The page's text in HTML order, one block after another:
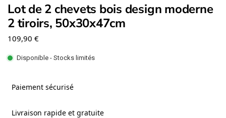
Lot de 2 chevets bois design moderne
2 tiroirs, 50x30x47cm
109,90 €
Disponible - Stocks limités
Paiement sécurisé
Livraison rapide et gratuite